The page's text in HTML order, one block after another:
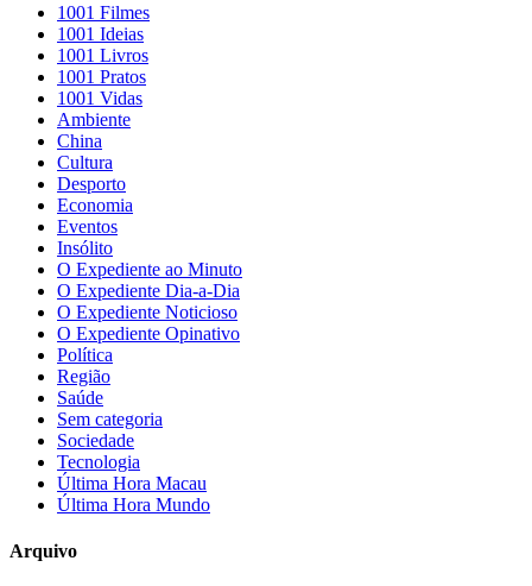
1001 Filmes
1001 Ideias
1001 Livros
1001 Pratos
1001 Vidas
Ambiente
China
Cultura
Desporto
Economia
Eventos
Insólito
O Expediente ao Minuto
O Expediente Dia-a-Dia
O Expediente Noticioso
O Expediente Opinativo
Política
Região
Saúde
Sem categoria
Sociedade
Tecnologia
Última Hora Macau
Última Hora Mundo
Arquivo